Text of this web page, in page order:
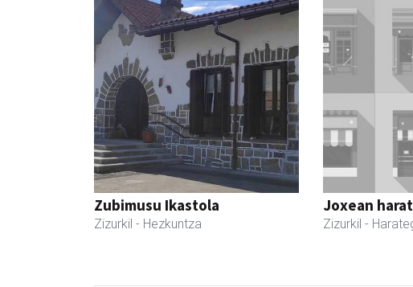
Zubimusu Ikastola
Zizurkil - Hezkuntza
Joxean
Zizurkil -